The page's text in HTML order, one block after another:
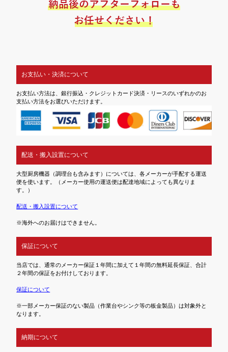
お支払い・決済について
お支払い方法は、銀行振込・クレジットカード決済・リースのいずれかのお
支払い方法をお選びいただけます。
配送・搬入設置について
大型厨房機器（調理台も含みます）については、各メーカーが手配する運送
便を使います。（メーカー使用の運送便は配達地域によっても異なりま
す。）
配送・搬入設置について
※海外へのお届けはできません。
保証について
当店では、通常のメーカー保証１年間に加えて１年間の無料延長保証、合計
２年間の保証をお付けしております。
保証について
※一部メーカー保証のない製品（作業台やシンク等の板金製品）は対象外と
なります。
納期について